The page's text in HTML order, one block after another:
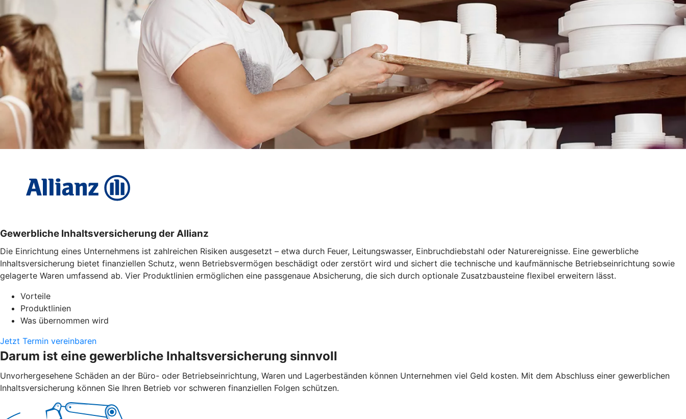
Gewerbliche Inhaltsversicherung der Allianz
Die Einrichtung eines Unternehmens ist zahlreichen Risiken ausgesetzt – etwa durch Feuer, Leitungswasser, Einbruchdiebstahl oder Naturereignisse. Eine gewerbliche
Inhaltsversicherung bietet finanziellen Schutz, wenn Betriebsvermögen beschädigt oder zerstört wird und sichert die technische und kaufmännische Betriebseinrichtung sowie
gelagerte Waren umfassend ab. Vier Produktlinien ermöglichen eine passgenaue Absicherung, die sich durch optionale Zusatzbausteine flexibel erweitern lässt.
Vorteile
Produktlinien
Was übernommen wird
Jetzt Termin vereinbaren
Darum ist eine gewerbliche Inhaltsversicherung sinnvoll
Unvorher­gesehene Schäden an der Büro- oder Betriebs­einrichtung, Waren und Lager­beständen können Unternehmen viel Geld kosten. Mit dem Abschluss einer gewerblichen
Inhalts­versicherung können Sie Ihren Betrieb vor schweren finanziellen Folgen schützen.